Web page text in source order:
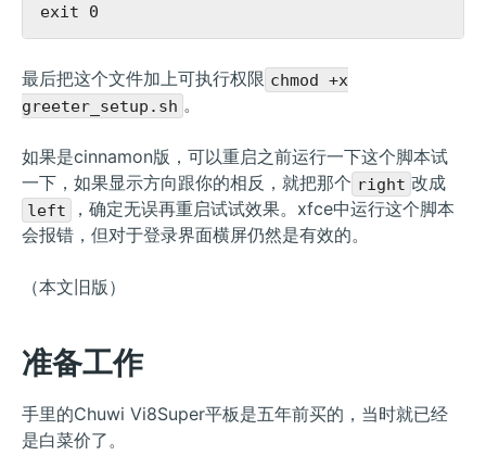
最后把这个文件加上可执行权限 chmod +x
greeter_setup.sh 。
如果是cinnamon版，可以重启之前运行一下这个脚本试
一下，如果显示方向跟你的相反，就把那个 right 改成
left
，确定无误再重启试试效果。xfce中运行这个脚本
会报错，但对于登录界面横屏仍然是有效的。
（本文旧版）
准备工作
手里的Chuwi Vi8Super平板是五年前买的，当时就已经
是白菜价了。